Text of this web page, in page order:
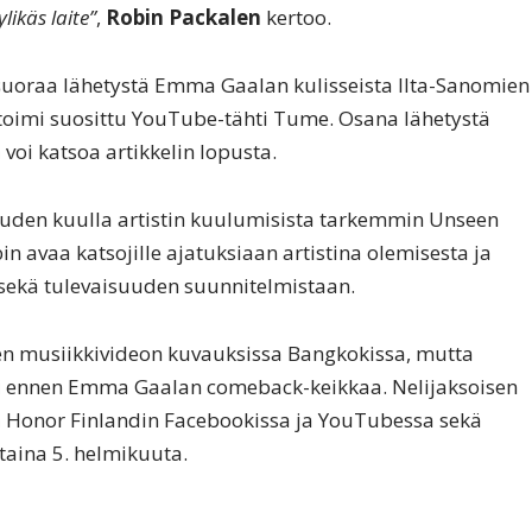
laite”, Robin Packalen kertoo.
lähetystä Emma Gaalan kulisseista Ilta-Sanomien
suosittu YouTube-tähti Tume. Osana lähetystä
katsoa artikkelin lopusta.
kuulla artistin kuulumisista tarkemmin Unseen
avaa katsojille ajatuksiaan artistina olemisesta ja
tulevaisuuden suunnitelmistaan.
musiikkivideon kuvauksissa Bangkokissa, mutta
Emma Gaalan comeback-keikkaa. Nelijaksoisen
Finlandin Facebookissa ja YouTubessa sekä
5. helmikuuta.